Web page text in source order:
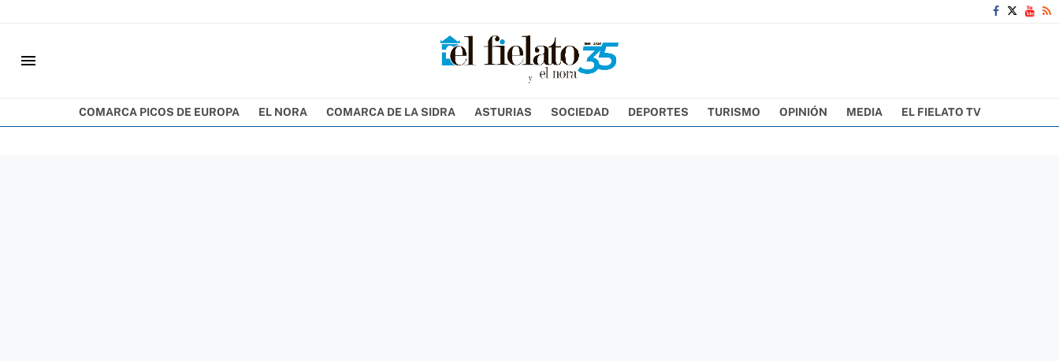
menu
COMARCA PICOS DE EUROPA EL NORA COMARCA DE LA SIDRA ASTURIAS SOCIEDAD DEPORTES TURISMO OPINIÓN MEDIA EL FIELATO TV